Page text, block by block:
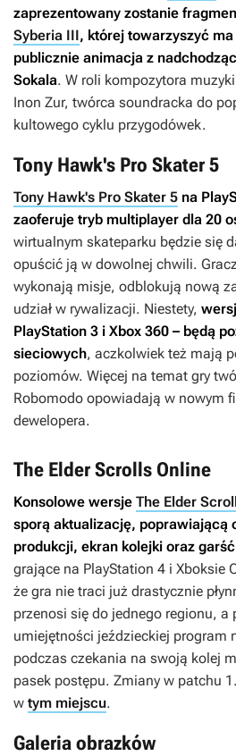
zaprezentowany zostanie
Syberia III, której towarzyszyć
publicznie animacja z
Sokala. W roli kompozytora
Inon Zur, twórca soundracka do
kultowego cyklu przygodówek.
Tony Hawk's Pro Skater 5
Tony Hawk's Pro Skater 5 na
zaoferuje tryb multiplayer dla 20
wirtualnym skateparku będzie się
opuścić ją w dowolnej chwili.
wykonają misje, odblokują nową
udział w rywalizacji. Niestety,
PlayStation 3 i Xbox 360 – będą
sieciowych, aczkolwiek też mają
poziomów. Więcej na temat gry
Robomodo opowiadają w nowym
dewelopera.
The Elder Scrolls Online
Konsolowe wersje The Elder
sporą aktualizację, poprawiającą
produkcji, ekran kolejki oraz
grające na PlayStation 4 i Xboksie
że gra nie traci już drastycznie
przenosi się do jednego regionu, a
umiejętności jeździeckiej program
podczas czekania na swoją kolej
pasek postępu. Zmiany w patchu
w tym miejscu.
Galeria obrazków